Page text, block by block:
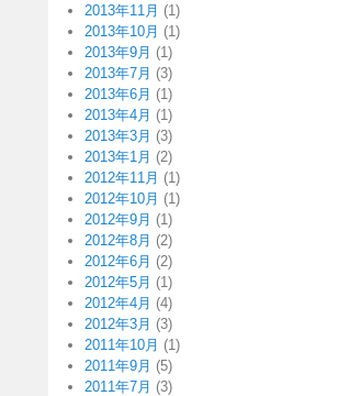
2013年11月 (1)
2013年10月 (1)
2013年9月 (1)
2013年7月 (3)
2013年6月 (1)
2013年4月 (1)
2013年3月 (3)
2013年1月 (2)
2012年11月 (1)
2012年10月 (1)
2012年9月 (1)
2012年8月 (2)
2012年6月 (2)
2012年5月 (1)
2012年4月 (4)
2012年3月 (3)
2011年10月 (1)
2011年9月 (5)
2011年7月 (3)